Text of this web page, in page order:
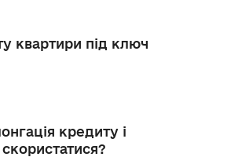
квартири під ключ
кредиту і